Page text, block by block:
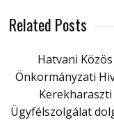
Related Posts
Hatvani Közös
Önkormányzati
Kerekharaszti
Ügyfélszolgálat